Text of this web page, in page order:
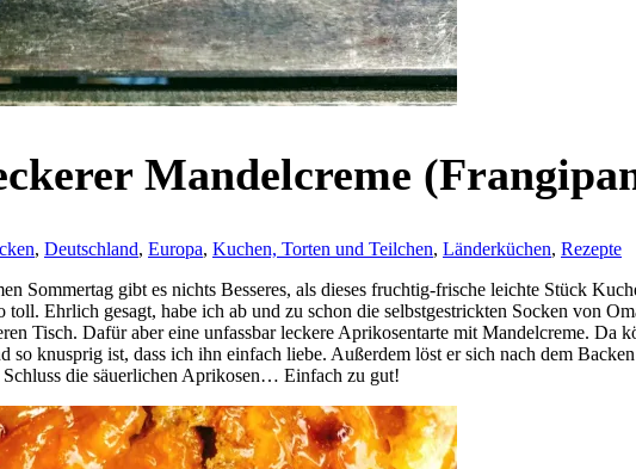
Mandelcreme
, Deutschland, Europa, Kuchen, Torten und Teilchen, Länderküchen, Rezepte
Sommertag gibt es nichts Besseres, als dieses fruchtig-frische leichte Stück
toll. Ehrlich gesagt, habe ich ab und zu schon die selbstgestrickten Socken von
Tisch. Dafür aber eine unfassbar leckere Aprikosentarte mit Mandelcreme. Da
so knusprig ist, dass ich ihn einfach liebe. Außerdem löst er sich nach dem
die säuerlichen Aprikosen… Einfach zu gut!